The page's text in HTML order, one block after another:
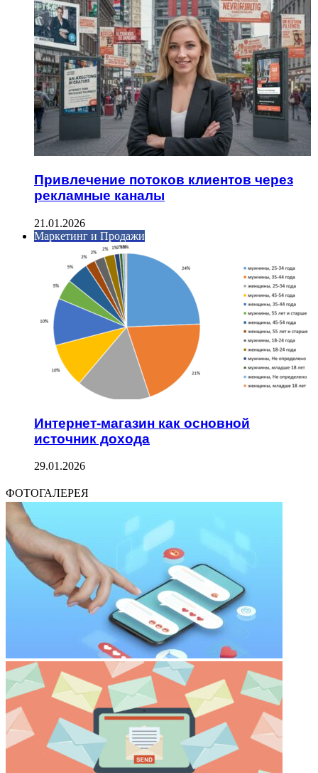
Привлечение потоков клиентов через
рекламные каналы
21.01.2026
Маркетинг и Продажи
Интернет-магазин как основной
источник дохода
29.01.2026
ФОТОГАЛЕРЕЯ